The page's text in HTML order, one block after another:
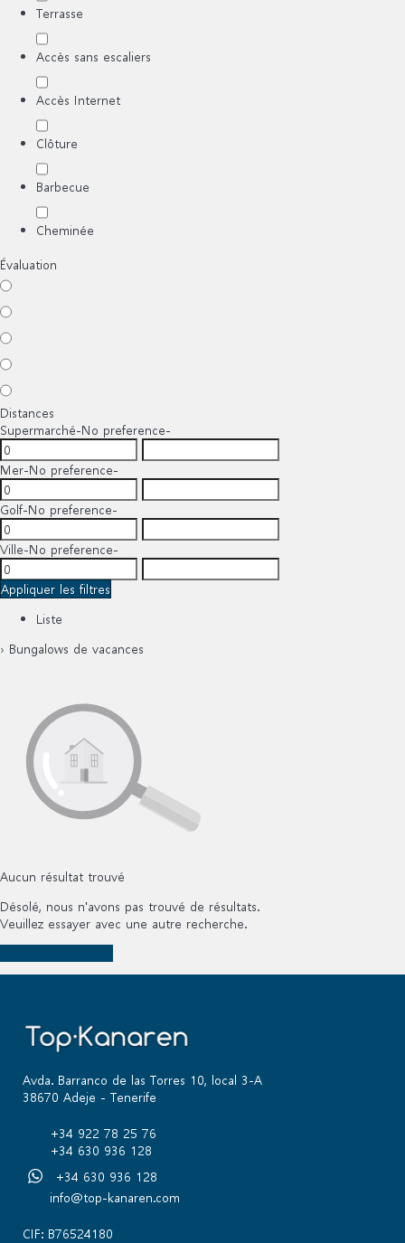
Terrasse
Accès sans escaliers
Accès Internet
Clôture
Barbecue
Cheminée
Évaluation
Distances
Supermarché-No preference-
Mer-No preference-
Golf-No preference-
Ville-No preference-
Appliquer les filtres
Liste
› Bungalows de vacances
Aucun résultat trouvé
Désolé, nous n'avons pas trouvé de résultats.
Veuillez essayer avec une autre recherche.
Avda. Barranco de las Torres 10, local 3-A
38670 Adeje - Tenerife
+34 922 78 25 76
+34 630 936 128
+34 630 936 128
info@top-kanaren.com
CIF: B76524180